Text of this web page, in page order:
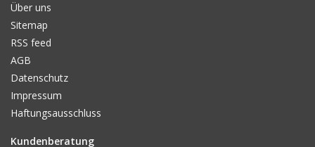
Über uns
Sitemap
RSS feed
AGB
Datenschutz
Impressum
Haftungsausschluss
Kundenberatung